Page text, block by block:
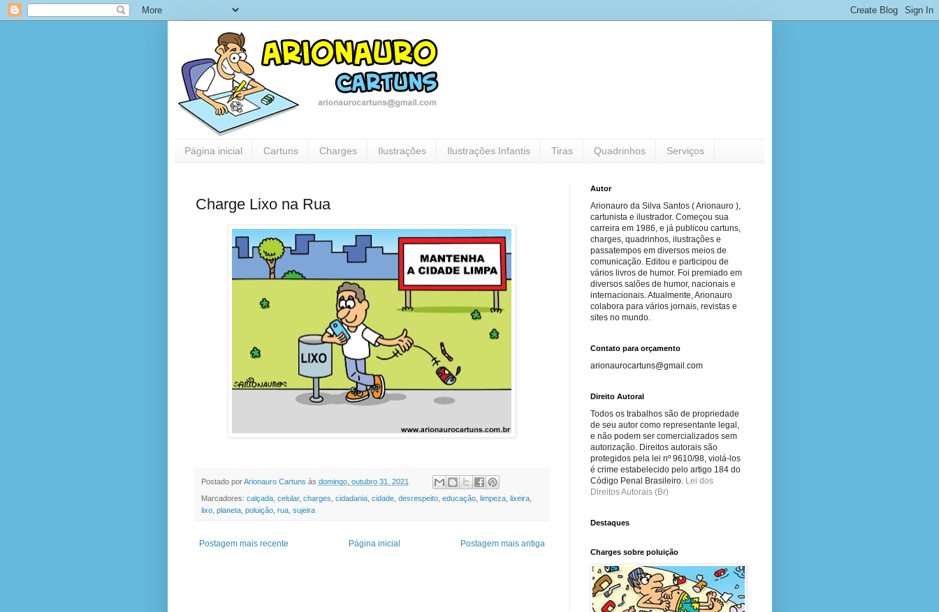
Página inicial Cartuns Charges Ilustrações Ilustrações Infantis Tiras Quadrinhos Serviços
Charge Lixo na Rua
Postado porArionauro Cartuns às domingo, outubro 31, 2021
Marcadores: calçada, celular, charges cidadania, cidade, desrespeito, educação, limpeza, lixeira,
lixo, planeta, poluição, rua, sujeira
Postagem mais recente Postagem mais antiga
Página inicial
Autor
Arionauro da Silva Santos ( Arionauro ),
cartunista e ilustrador. Começou sua
carreira em 1986, e já publicou cartuns,
charges, quadrinhos, ilustrações e
passatempos em diversos meios de
comunicação. Editou e participou de
vários livros de humor. Foi premiado em
diversos salões de humor, nacionais e
internacionais. Atualmente, Arionauro
colabora para vários jornais, revistas e
sites no mundo.
Contato para orçamento
arionaurocartuns@gmail.com
Direito Autoral
Todos os trabalhos são de propriedade
de seu autor como representante legal,
e não podem ser comercializados sem
autorização. Direitos autorais são
protegidos pela lei nº 9610/98, violá-los
é crime estabelecido pelo artigo 184 do
Código Penal Brasileiro. Lei dos
Direitos Autorais (Br)
Destaques
Charges sobre poluição